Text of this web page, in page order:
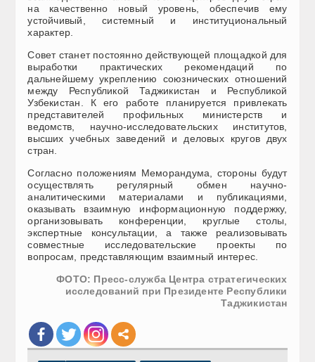
на качественно новый уровень, обеспечив ему
устойчивый, системный и институциональный
характер.
Совет станет постоянно действующей площадкой для
выработки практических рекомендаций по
дальнейшему укреплению союзнических отношений
между Республикой Таджикистан и Республикой
Узбекистан. К его работе планируется привлекать
представителей профильных министерств и
ведомств, научно-исследовательских институтов,
высших учебных заведений и деловых кругов двух
стран.
Согласно положениям Меморандума, стороны будут
осуществлять регулярный обмен научно-
аналитическими материалами и публикациями,
оказывать взаимную информационную поддержку,
организовывать конференции, круглые столы,
экспертные консультации, а также реализовывать
совместные исследовательские проекты по
вопросам, представляющим взаимный интерес.
ФОТО: Пресс-служба Центра стратегических
исследований при Президенте Республики
Таджикистан